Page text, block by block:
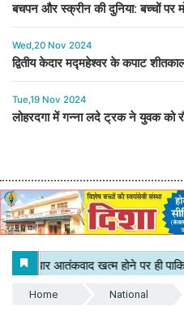
बचपन और स्क्रीन की दुनिया: बच्चों पर
Wed,20 Nov 2024
द्वितीय केदार मद्महेश्वर के कपाट
Tue,19 Nov 2024
लोहरदगा में गन्ना लदे ट्रक ने युवक को
Home National